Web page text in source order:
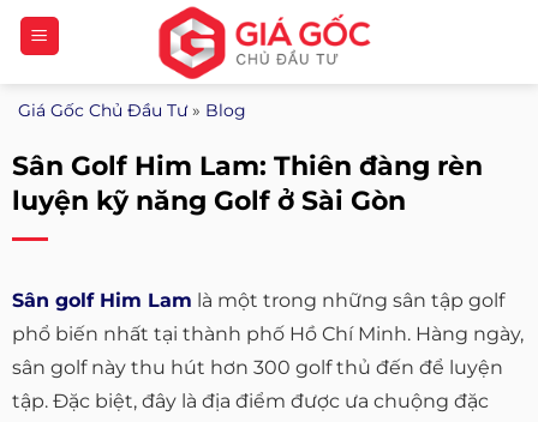
Bỏ
qua
nội
dung
Giá Gốc Chủ Đầu Tư» Blog
Sân Golf Him Lam: Thiên đàng rèn
luyện kỹ năng Golf ở Sài Gòn
Sân golf Him Lam là một trong những sân tập golf
phổ biến nhất tại thành phố Hồ Chí Minh. Hàng ngày,
sân golf này thu hút hơn 300 golf thủ đến để luyện
tập. Đặc biệt, đây là địa điểm được ưa chuộng đặc